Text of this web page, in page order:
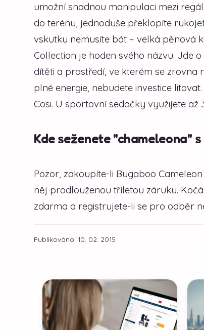
umožní snadnou manipulaci mezi
do terénu, jednoduše překlopíte
vskutku nemusíte bát – velká pěnová
Collection je hoden svého názvu. Jde
dítěti a prostředí, ve kterém se zrovna
plné energie, nebudete investice
Cosi. U sportovní sedačky využijete
Kde seženete "chameleona"
Pozor, zakoupíte-li Bugaboo
něj prodlouženou tříletou záruku.
zdarma a registrujete-li se pro odběr
Publikováno: 10. 02. 2015